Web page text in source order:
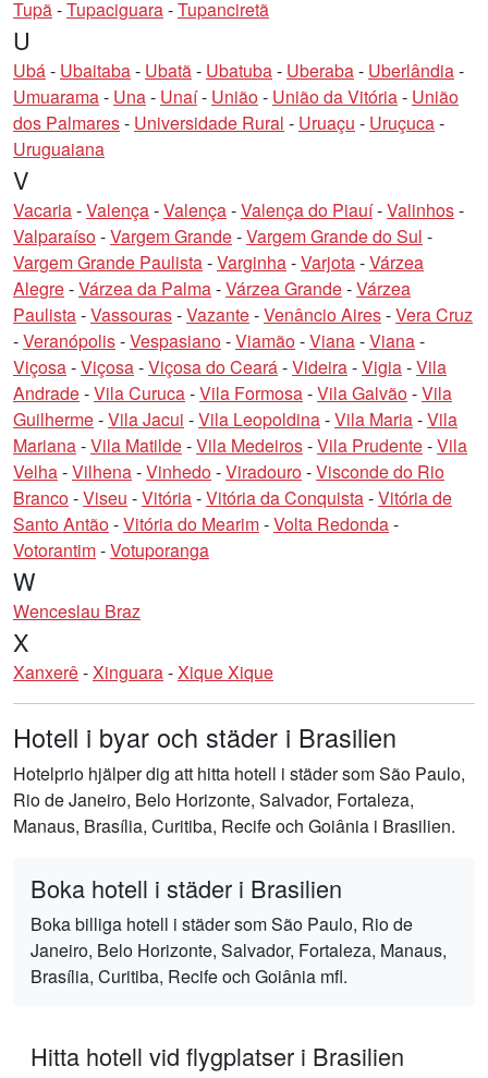
Tupã-Tupaciguara-Tupanciretã
U
Ubá- Ubaitaba- Ubatã- Ubatuba- Uberaba- Uberlândia-
Umuarama- Una- Unaí- União- União da Vitória- União
dos Palmares- Universidade Rural - Uruaçu - Uruçuca-
Uruguaiana
V
Vacaria-Valença-Valença-Valença do Piauí-Valinhos-
Valparaíso-Vargem Grande-Vargem Grande do Sul -
Vargem Grande Paulista-Varginha-Varjota-Várzea
Alegre-Várzea da Palma-Várzea Grande-Várzea
Paulista-Vassouras-Vazante-Venâncio Aires-Vera Cruz
-Veranópolis-Vespasiano-Viamão-Viana-Viana-
Viçosa-Viçosa-Viçosa do Ceará-Videira-Vigia-Vila
Andrade-Vila Curuca-Vila Formosa-Vila Galvão-Vila
Guilherme-Vila Jacui -Vila Leopoldina-Vila Maria-Vila
Mariana-Vila Matilde-Vila Medeiros-Vila Prudente-Vila
Velha-Vilhena-Vinhedo-Viradouro-Visconde do Rio
Branco-Viseu -Vitória-Vitória da Conquista-Vitória de
Santo Antão-Vitória do Mearim-Volta Redonda-
Votorantim-Votuporanga
W
Wenceslau Braz
X
Xanxerê-Xinguara-Xique Xique
Hotell i byar och städer i Brasilien
Hotelprio hjälper dig att hitta hotell i städer som São Paulo,
Rio de Janeiro, Belo Horizonte, Salvador, Fortaleza,
Manaus, Brasília, Curitiba, Recife och Goiânia i Brasilien.
Boka hotell i städer i Brasilien
Boka billiga hotell i städer som São Paulo, Rio de
Janeiro, Belo Horizonte, Salvador, Fortaleza, Manaus,
Brasília, Curitiba, Recife och Goiânia mfl.
Hitta hotell vid flygplatser i Brasilien